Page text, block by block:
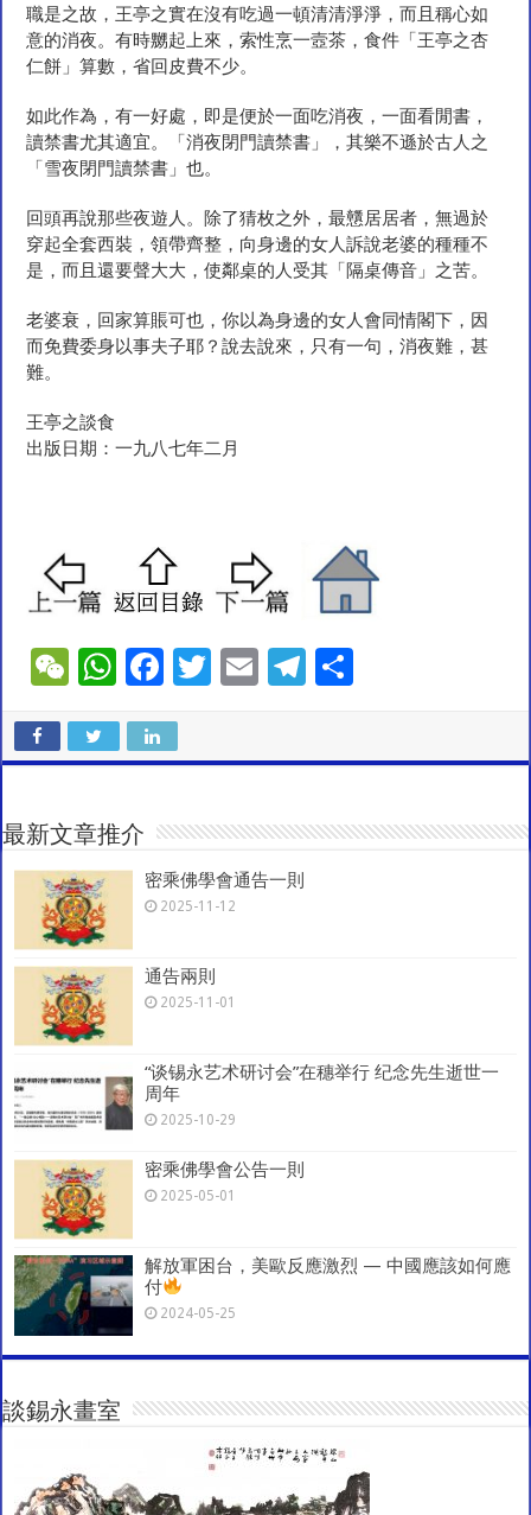
職是之故，王亭之實在沒有吃過一頓清清淨淨，而且稱心如
意的消夜。有時嬲起上來，索性烹一壼茶，食件「王亭之杏
仁餅」算數，省回皮費不少。
如此作為，有一好處，即是便於一面吃消夜，一面看閒書，
讀禁書尤其適宜。「消夜閉門讀禁書」，其樂不遜於古人之
「雪夜閉門讀禁書」也。
回頭再說那些夜遊人。除了猜枚之外，最戇居居者，無過於
穿起全套西裝，領帶齊整，向身邊的女人訴說老婆的種種不
是，而且還要聲大大，使鄰桌的人受其「隔桌傳音」之苦。
老婆衰，回家算賬可也，你以為身邊的女人會同情閣下，因
而免費委身以事夫子耶？說去說來，只有一句，消夜難，甚
難。
王亭之談食
出版日期：一九八七年二月
W
C
h
at
W
at
sA
p
p
F
e
b
o
k
T
er
E
l
T
gr
a
e
最新文章推介
密乘佛學會通告一則
2025-11-12
通告兩則
2025-11-01
“谈锡永艺术研讨会”在穗举行 纪念先生逝世一
周年
2025-10-29
密乘佛學會公告一則
2025-05-01
解放軍困台，美歐反應激烈 — 中國應該如何應
付
2024-05-25
談錫永畫室